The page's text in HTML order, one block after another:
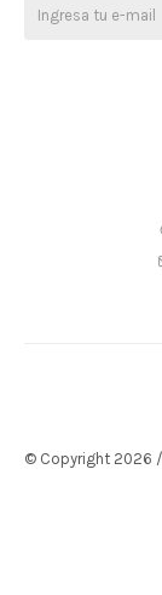
© Copyright 2026 /